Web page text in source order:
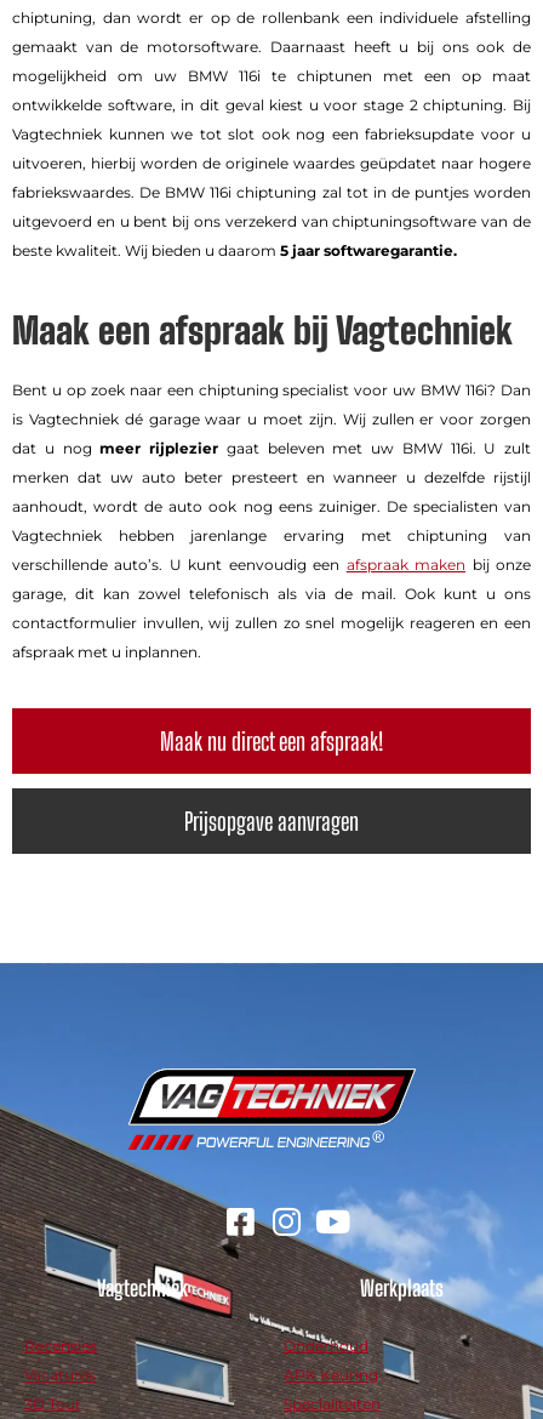
chiptuning, dan wordt er op de rollenbank een individuele afstelling
gemaakt van de motorsoftware. Daarnaast heeft u bij ons ook de
mogelijkheid om uw BMW 116i te chiptunen met een op maat
ontwikkelde software, in dit geval kiest u voor stage 2 chiptuning. Bij
Vagtechniek kunnen we tot slot ook nog een fabrieksupdate voor u
uitvoeren, hierbij worden de originele waardes geüpdatet naar hogere
fabriekswaardes. De BMW 116i chiptuning zal tot in de puntjes worden
uitgevoerd en u bent bij ons verzekerd van chiptuningsoftware van de
beste kwaliteit. Wij bieden u daarom 5 jaar softwaregarantie.
Maak een afspraak bij Vagtechniek
Bent u op zoek naar een chiptuning specialist voor uw BMW 116i? Dan
is Vagtechniek dé garage waar u moet zijn. Wij zullen er voor zorgen
dat u nogmeer rijplezier gaat beleven met uw BMW 116i. U zult
merken dat uw auto beter presteert en wanneer u dezelfde rijstijl
aanhoudt, wordt de auto ook nog eens zuiniger. De specialisten van
Vagtechniek hebben jarenlange ervaring met chiptuning van
verschillende auto’s. U kunt eenvoudig een afspraak maken bij onze
garage, dit kan zowel telefonisch als via de mail. Ook kunt u ons
contactformulier invullen, wij zullen zo snel mogelijk reageren en een
afspraak met u inplannen.
Maak nu direct een afspraak!
Prijsopgave aanvragen
Vagtechniek
Recensies
Vacatures
3D Tour
Werkplaats
Onderhoud
APK Keuring
Specialiteiten